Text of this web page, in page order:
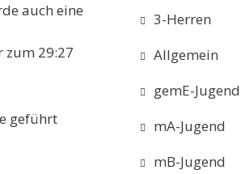
auch eine
zum 29:27
geführt
3-Herren
Allgemein
gemE-Jugend
mA-Jugend
mB-Jugend